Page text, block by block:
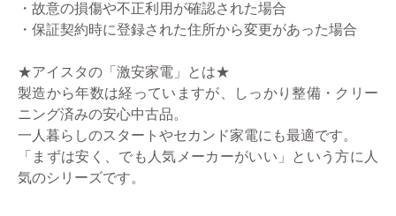
・故意の損傷や不正利用が確認された場合
・保証契約時に登録された住所から変更があった場合
★アイスタの「激安家電」とは★
製造から年数は経っていますが、しっかり整備・クリー
ニング済みの安心中古品。
一人暮らしのスタートやセカンド家電にも最適です。
「まずは安く、でも人気メーカーがいい」という方に人
気のシリーズです。